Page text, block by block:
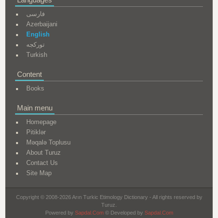
فارسی
Azerbaijani
English
تورکجه
Turkish
Content
Books
Main menu
Homepage
Pitiklər
Məqalə Toplusu
About Turuz
Contact Us
Site Map
Copyright © 2008-2026 Arın Turkic Etimology Dictionary - All rights reserved by
Turuz.
Powered by Sapdal.Com© Developed by Sapdal.Com